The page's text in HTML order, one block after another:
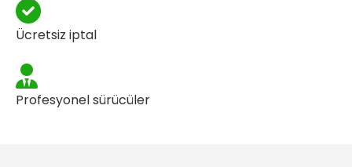
Ücretsiz iptal
Profesyonel sürücüler